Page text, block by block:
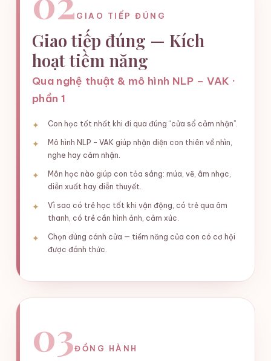
GIAO TIẾP ĐÚNG
Giao tiếp đúng — Kích
hoạt tiềm năng
Qua nghệ thuật & mô hình NLP – VAK ·
phần 1
Con học tốt nhất khi đi qua đúng “cửa sổ cảm nhận”.
Mô hình NLP – VAK giúp nhận diện con thiên về nhìn,
nghe hay cảm nhận.
Môn học nào giúp con tỏa sáng: múa, vẽ, âm nhạc,
diễn xuất hay diễn thuyết.
Vì sao có trẻ học tốt khi vận động, có trẻ qua âm
thanh, có trẻ cần hình ảnh, cảm xúc.
Chọn đúng cánh cửa — tiềm năng của con có cơ hội
được đánh thức.
03ĐỒNG HÀNH